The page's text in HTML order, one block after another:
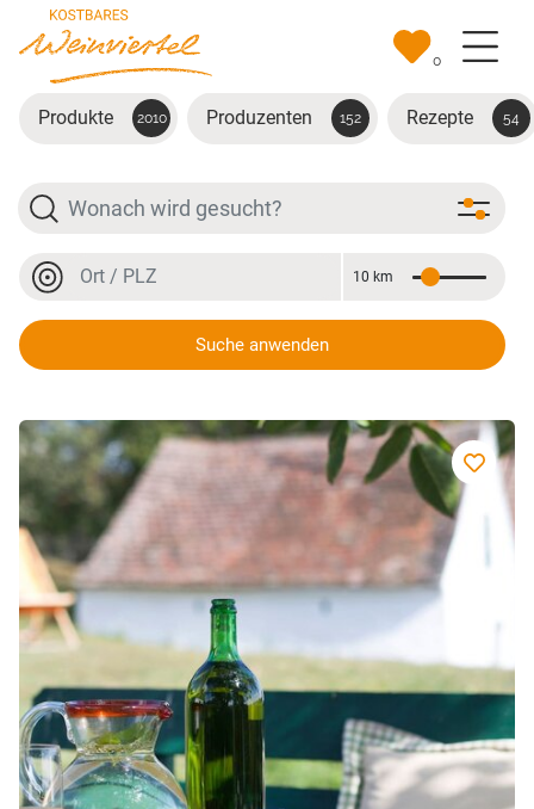
Zum Hauptinhalt springen
0
Produkte 2010 Produzenten 152 Rezepte 54
Suche
Ort oder PLZ
Entfernung
10 km
Suche anwenden
Weingut Martinshof